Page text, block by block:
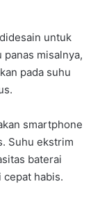
untuk
misalnya,
pada suhu
smartphone
Suhu ekstrim
baterai
habis.